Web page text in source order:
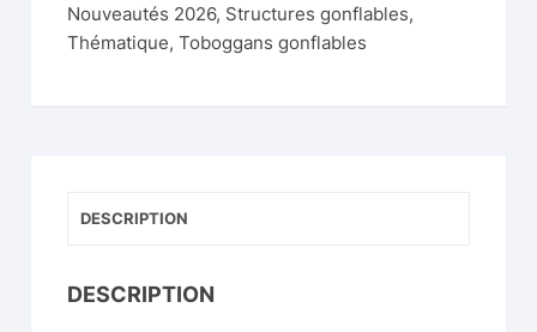
Nouveautés 2026, Structures gonflables,
Thématique, Toboggans gonflables
DESCRIPTION
DESCRIPTION